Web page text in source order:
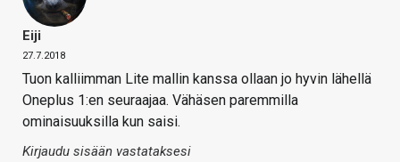
Eiji
27.7.2018
Tuon kalliimman Lite mallin kanssa ollaan jo hyvin lähellä
Oneplus 1:en seuraajaa. Vähäsen paremmilla
ominaisuuksilla kun saisi.
Kirjaudu sisään vastataksesi